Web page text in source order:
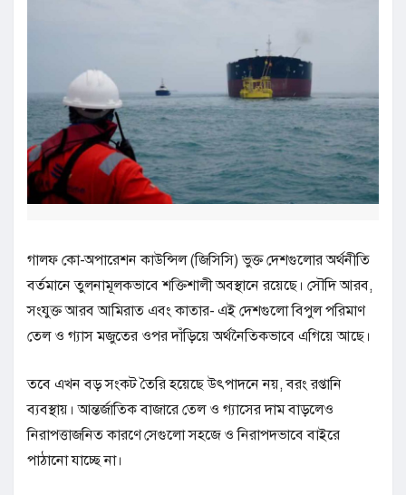
গালফ কো-অপারেশন কাউন্সিল (জিসিসি) ভুক্ত দেশগুলোর অর্থনীতি
বর্তমানে তুলনামূলকভাবে শক্তিশালী অবস্থানে রয়েছে। সৌদি আরব,
সংযুক্ত আরব আমিরাত এবং কাতার- এই দেশগুলো বিপুল পরিমাণ
তেল ও গ্যাস মজুতের ওপর দাঁড়িয়ে অর্থনৈতিকভাবে এগিয়ে আছে।
তবে এখন বড় সংকট তৈরি হয়েছে উৎপাদনে নয়, বরং রপ্তানি
ব্যবস্থায়। আন্তর্জাতিক বাজারে তেল ও গ্যাসের দাম বাড়লেও
নিরাপত্তাজনিত কারণে সেগুলো সহজে ও নিরাপদভাবে বাইরে
পাঠানো যাচ্ছে না।